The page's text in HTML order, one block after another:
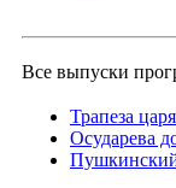
Все выпуски
Трапеза
Осударева
Пушкинский